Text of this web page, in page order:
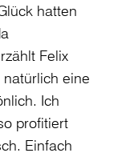
hatten
Felix
natürlich eine
Ich
profitiert
Einfach